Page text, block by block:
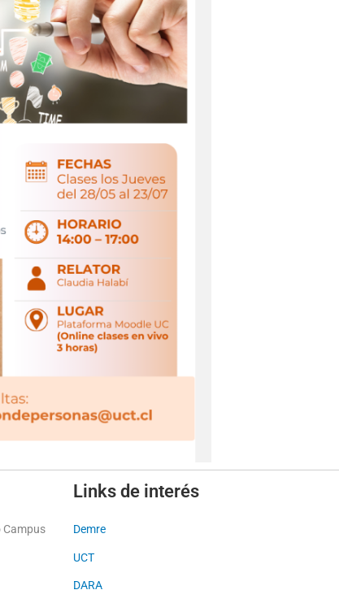
Campus
Links de interés
Demre
UCT
DARA